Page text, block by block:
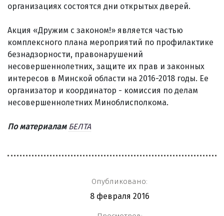
организациях состоятся дни открытых дверей.
Акция «Дружим с законом!» является частью
комплексного плана мероприятий по профилактике
безнадзорности, правонарушений
несовершеннолетних, защите их прав и законных
интересов в Минской области на 2016-2018 годы. Ее
организатор и координатор - комиссия по делам
несовершеннолетних Миноблисполкома.
По материалам БЕЛТА
Опубликовано:
8 февраля 2016